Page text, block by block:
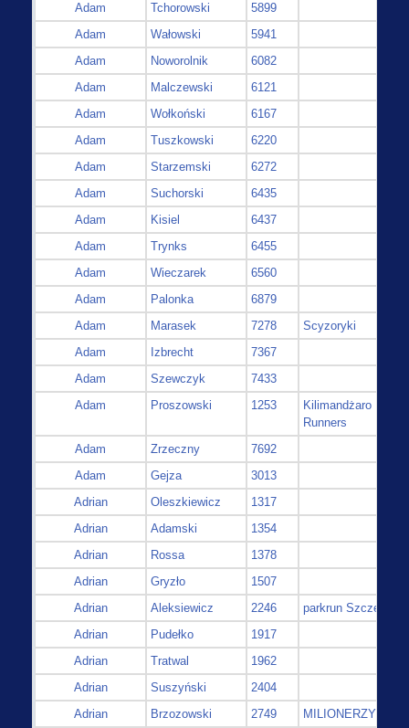
Adam
Tchorowski
5899
Adam
Wałowski
5941
Adam
Noworolnik
6082
Adam
Malczewski
6121
Adam
Wołkoński
6167
Adam
Tuszkowski
6220
Adam
Starzemski
6272
Adam
Suchorski
6435
Adam
Kisiel
6437
Adam
Trynks
6455
Adam
Wieczarek
6560
Adam
Palonka
6879
Adam
Marasek 7278
Scyzoryki
Adam
Izbrecht
7367
Adam
Szewczyk
7433
Adam
Proszowski 1253
Kilimandżaro
Runners
Adam
Zrzeczny
7692
Adam
Gejza
3013
Adrian
Oleszkiewicz
1317
Adrian
Adamski
1354
Adrian
Rossa
1378
Adrian
Gryzło
1507
Adrian
Aleksiewicz 2246
parkrun Szczecin
Adrian
Pudełko
1917
Adrian
Tratwal
1962
Adrian
Suszyński
2404
Adrian
Brzozowski 2749
MILIONERZY